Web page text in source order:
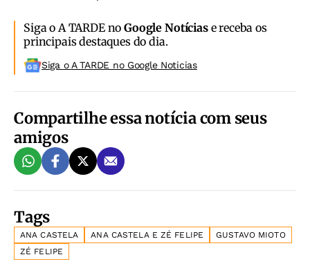
Siga o A TARDE noGoogle Notíciase receba os
principais destaques do dia.
Siga o A TARDE no Google Noticias
Compartilhe essa notícia com seus
amigos
Tags
ANA CASTELA ANA CASTELA E ZÉ FELIPE
GUSTAVO MIOTO
ZÉ FELIPE